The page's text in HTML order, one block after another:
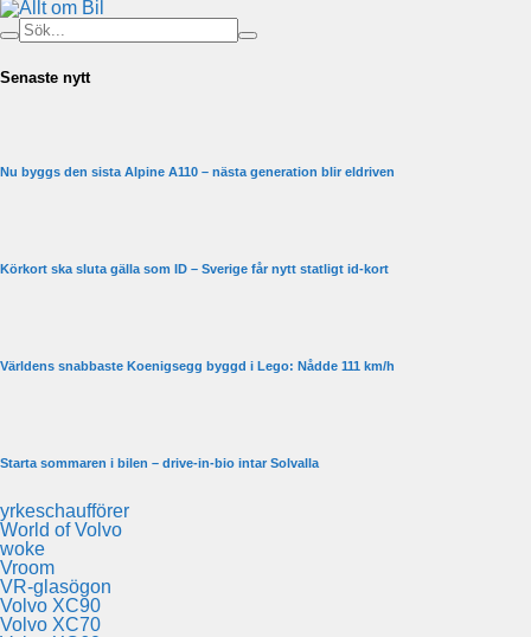
Senaste nytt
Nu byggs den sista Alpine A110 – nästa generation blir eldriven
Körkort ska sluta gälla som ID – Sverige får nytt statligt id-kort
Världens snabbaste Koenigsegg byggd i Lego: Nådde 111 km/h
Starta sommaren i bilen – drive-in-bio intar Solvalla
yrkeschaufförer
World of Volvo
woke
Vroom
VR-glasögon
Volvo XC90
Volvo XC70